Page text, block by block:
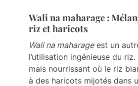
Wali na maharage :
riz et haricots
Wali na maharageest un
l’utilisation ingénieuse du
mais nourrissant où le riz
à des haricots mijotés dans